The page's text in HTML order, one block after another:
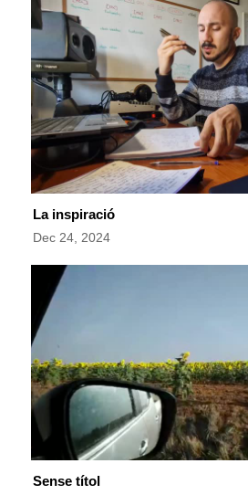
La inspiració
Dec 24, 2024
Sense títol